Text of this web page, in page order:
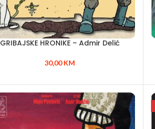
GRIBAJSKE HRONIKE – Admir Delić
30,00KM